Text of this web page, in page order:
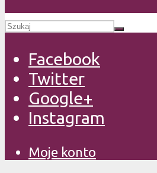
Facebook
Twitter
Google+
Instagram
Moje konto